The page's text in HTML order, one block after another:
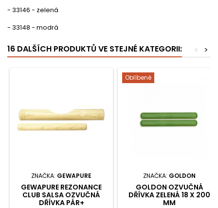
- 33146 - zelená
- 33148 - modrá
16 DALŠÍCH PRODUKTŮ VE STEJNÉ KATEGORII: >
<
ZNAČKA: GEWAPURE
GEWAPURE REZONANCE
CLUB SALSA OZVUČNÁ
DŘÍVKA PÁR+
Oblíbené
ZNAČKA: GOLDON
GOLDON OZVUČNÁ
DŘÍVKA ZELENÁ 18 X 200
MM